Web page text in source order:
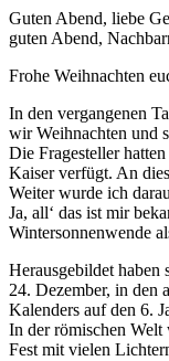
Guten Abend, liebe
guten Abend,
Frohe Weihnachten
In den vergangenen
wir Weihnachten und
Die Fragesteller
Kaiser verfügt. An
Weiter wurde ich
Ja, all‘ das ist mir
Wintersonnenwende
Herausgebildet haben
24. Dezember, in den
Kalenders auf den 6.
In der römischen
Fest mit vielen